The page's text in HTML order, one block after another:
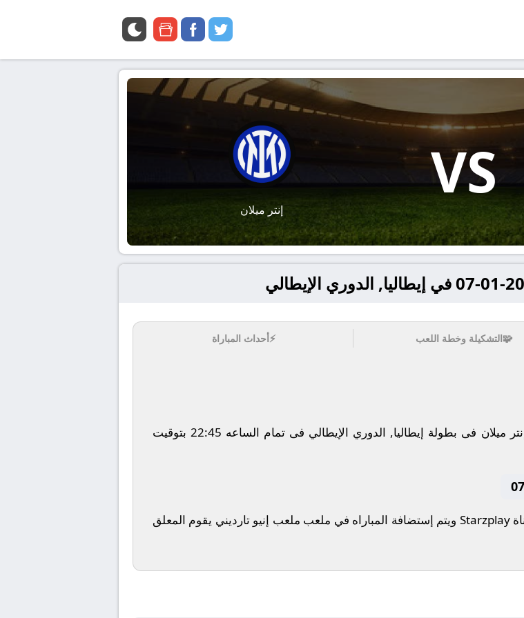
twitter
facebook
google
VS
إنتر ميلان
🧩التشكيلة وخطة اللعب ⚡أحداث المباراة
يلتقى اليوم 2026-01-07 كلا من نادى بارما و نادي إنتر ميلان فى بطولة إيطاليا, الدوري الإيطالي فى تمام الساعه 22:45 بتوقيت
تنقل أحداث المباراة في الوطن العربي فضائيا على قناة Starzplay ويتم إستضافة المباراه في ملعب ملعب إنيو تارديني يقوم المعلق